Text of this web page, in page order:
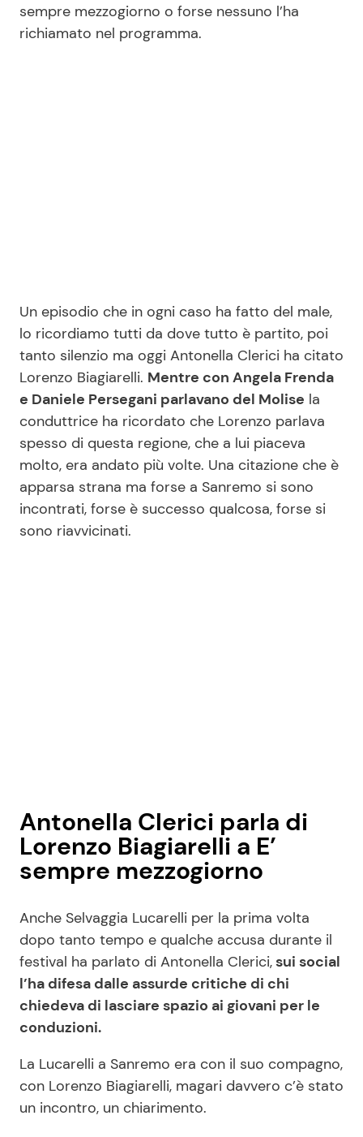
News benessere Primi Piatti
Info
Chi siamo
Disclaimer e Privacy
Redazione
Contattaci
Pubblicità
Privacy Policy
sempre mezzogiorno o forse nessuno l’ha
richiamato nel programma.
Un episodio che in ogni caso ha fatto del male,
lo ricordiamo tutti da dove tutto è partito, poi
tanto silenzio ma oggi Antonella Clerici ha citato
Lorenzo Biagiarelli. Mentre con Angela Frenda
e Daniele Persegani parlavano del Molise la
conduttrice ha ricordato che Lorenzo parlava
spesso di questa regione, che a lui piaceva
molto, era andato più volte. Una citazione che è
apparsa strana ma forse a Sanremo si sono
incontrati, forse è successo qualcosa, forse si
sono riavvicinati.
Antonella Clerici parla di
Lorenzo Biagiarelli a E’
sempre mezzogiorno
Anche Selvaggia Lucarelli per la prima volta
dopo tanto tempo e qualche accusa durante il
festival ha parlato di Antonella Clerici,sui social
l’ha difesa dalle assurde critiche di chi
chiedeva di lasciare spazio ai giovani per le
conduzioni.
La Lucarelli a Sanremo era con il suo compagno,
con Lorenzo Biagiarelli, magari davvero c’è stato
un incontro, un chiarimento.